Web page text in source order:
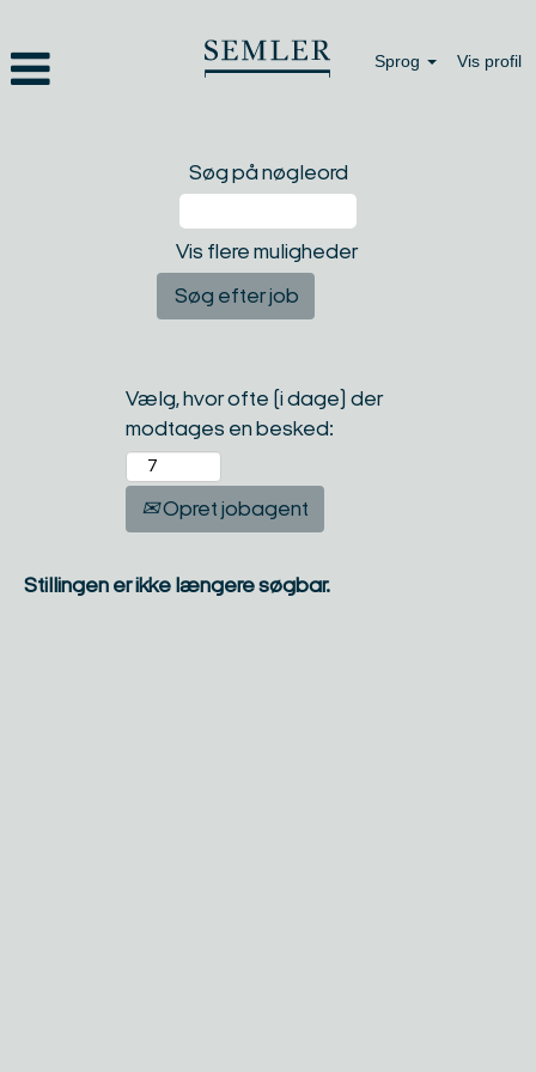
Sprog Vis profil
Søg på nøgleord
Vis flere muligheder
Vælg, hvor ofte (i dage) der
modtages en besked:
Opret jobagent
Stillingen er ikke længere søgbar.